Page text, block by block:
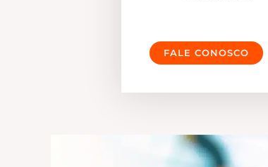
FALE CONOSCO